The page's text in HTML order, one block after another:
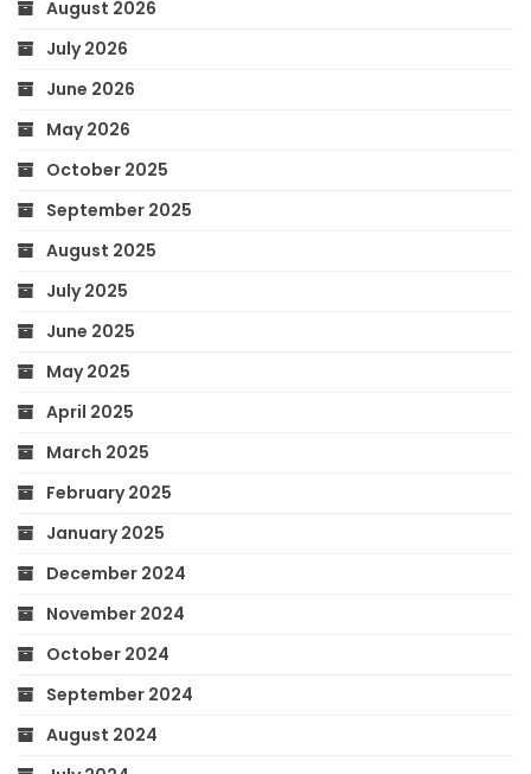
August 2026
July 2026
June 2026
May 2026
October 2025
September 2025
August 2025
July 2025
June 2025
May 2025
April 2025
March 2025
February 2025
January 2025
December 2024
November 2024
October 2024
September 2024
August 2024